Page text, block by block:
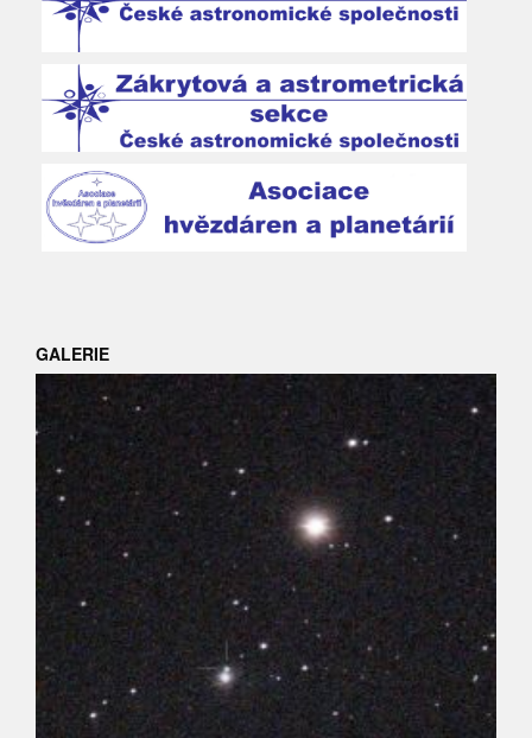
GALERIE